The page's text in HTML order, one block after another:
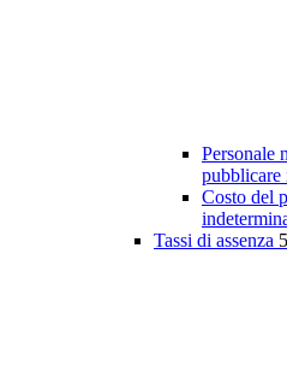
Personale
pubblicare
Costo del
Tassi di assenza